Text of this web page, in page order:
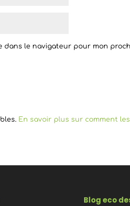
dans le navigateur pour mon
En savoir plus sur comment
Blog eco